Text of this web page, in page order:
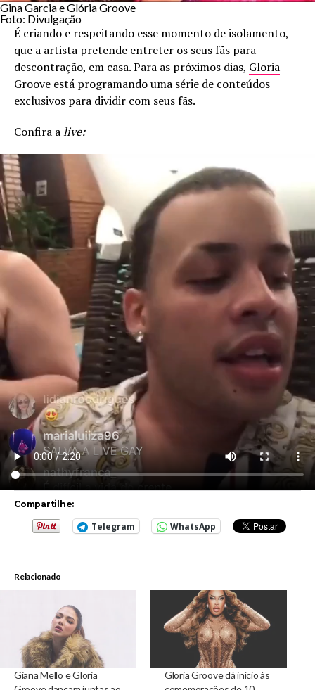
Gina Garcia e Glória Groove
Foto: Divulgação
É criando e respeitando esse momento de isolamento,
que a artista pretende entreter os seus fãs para
descontração, em casa. Para as próximos dias, Gloria
Groove está programando uma série de conteúdos
exclusivos para dividir com seus fãs.
Confira alive:
Compartilhe:
Telegram WhatsApp
Relacionado
Giana Mello e Gloria
Gloria Groove dá início às